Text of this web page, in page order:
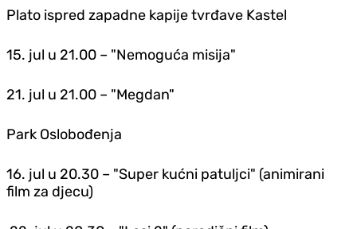
Plato ispred zapadne kapije tvrđave Kastel
15. jul u 21.00 – "Nemoguća misija"
21. jul u 21.00 – "Megdan"
Park Oslobođenja
16. jul u 20.30 – "Super kućni patuljci" (animirani
film za djecu)